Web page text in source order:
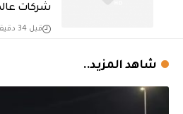
شركات
قبل 34 دقيقة
شاهد المزيد..